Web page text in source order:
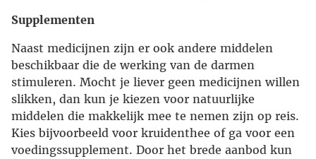
Supplementen
Naast medicijnen zijn er ook andere middelen
beschikbaar die de werking van de darmen
stimuleren. Mocht je liever geen medicijnen willen
slikken, dan kun je kiezen voor natuurlijke
middelen die makkelijk mee te nemen zijn op reis.
Kies bijvoorbeeld voor kruidenthee of ga voor een
voedingssupplement. Door het brede aanbod kun